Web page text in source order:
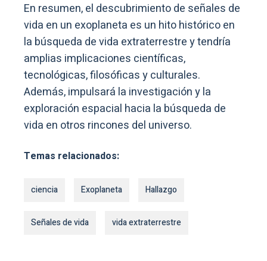
En resumen, el descubrimiento de señales de
vida en un exoplaneta es un hito histórico en
la búsqueda de vida extraterrestre y tendría
amplias implicaciones científicas,
tecnológicas, filosóficas y culturales.
Además, impulsará la investigación y la
exploración espacial hacia la búsqueda de
vida en otros rincones del universo.
Temas relacionados:
ciencia Exoplaneta Hallazgo
Señales de vida vida extraterrestre